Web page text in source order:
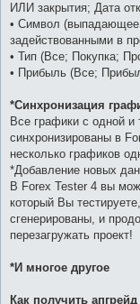
ИЛИ закрытия; Дата
• Символ
задействованными в
• Тип (Все; Покупка;
• Прибыль (Все;
*Синхронизация
Все графики с одной и
синхронизированы в
несколько графиков
*Добавление новых
В Forex Tester 4 вы
который Вы
сгенерированы, и
перезагружать проект!
*И многое другое
Как получить